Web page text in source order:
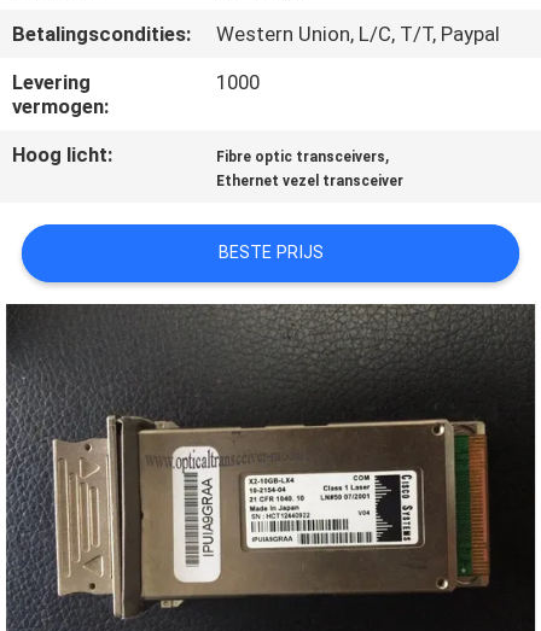
OP
NIEUWS
SITEMAP
PRIVACYBELEID
Betalingscondities:
Western Union, L/C, T/T, Paypal
Levering
vermogen:
1000
Hoog licht: Fibre optic transceivers,
Ethernet vezel transceiver
BESTE PRIJS